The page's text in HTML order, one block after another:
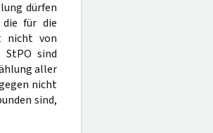
dürfen
die für die
nicht von
StPO sind
aller
nicht
sind,